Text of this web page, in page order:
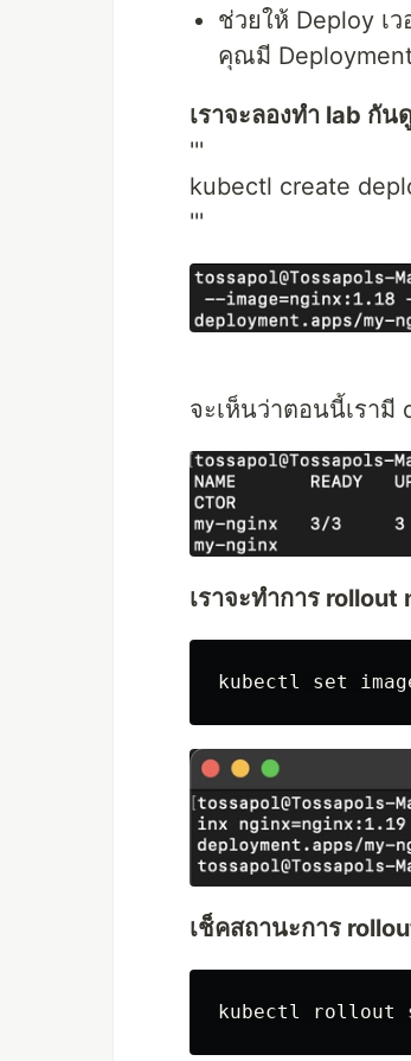
ช่วยให้ Deploy เ
คุณมี Deployment
เราจะลองทำ lab กั
'''
kubectl create
'''
จะเห็นว่าตอนนี้เรามี
เราจะทำการ rollout
เช็คสถานะการ